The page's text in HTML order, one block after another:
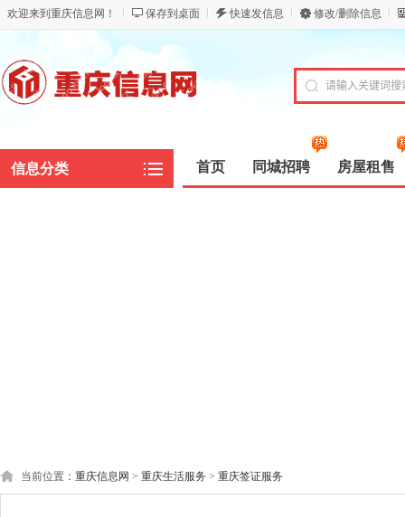
欢迎来到重庆信息网！ 保存到桌面 快速发信息 修改/删除信息
信息分类 首页 同城招聘 房屋租售
当前位置： 重庆信息网 > 重庆生活服务 > 重庆签证服务